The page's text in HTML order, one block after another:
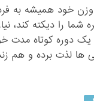
خود همیشه به
شما را دیکته کند،
دوره کوتاه مدت
ها لذت برده و هم